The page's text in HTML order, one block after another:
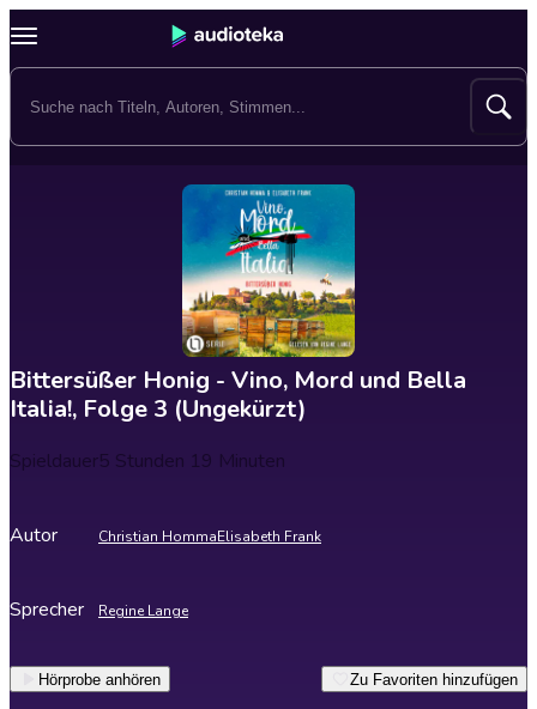
Bittersüßer Honig - Vino, Mord und Bella
Italia!, Folge 3 (Ungekürzt)
Spieldauer5 Stunden 19 Minuten
Autor Christian HommaElisabeth Frank
Sprecher Regine Lange
Hörprobe anhören Zu Favoriten hinzufügen